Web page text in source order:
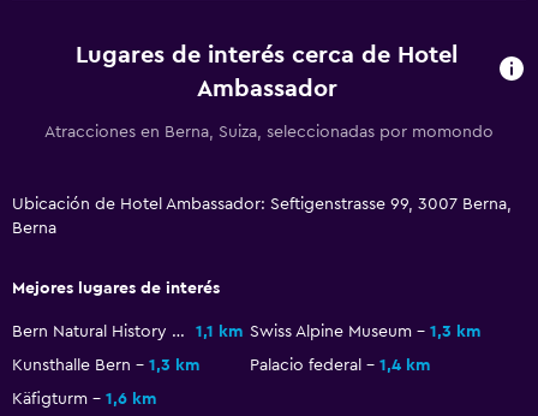
Recepción 24 horas
Hipoalergénico
Para no fumadores
Mascotas permitidas bajo consulta (pueden aplicar cargos
extra)
Ascensor
Lugares de interés cerca de Hotel
Ambassador
Atracciones en Berna, Suiza, seleccionadas por momondo
Ubicación de Hotel Ambassador: Seftigenstrasse 99, 3007 Berna,
Berna
Mejores lugares de interés
Bern Natural History Museum 1,1 km Swiss Alpine Museum
1,3 km
Kunsthalle Bern
1,3 km Palacio federal
1,4 km
Käfigturm
1,6 km